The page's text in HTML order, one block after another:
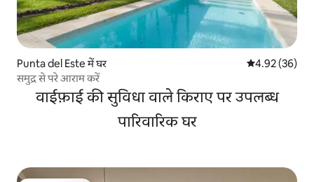
Punta del Este में घर औसत रेटिंग 5 में
4.92 (36)
समुद्र से परे आराम करें
वाईफ़ाई की सुविधा वाले किराए पर उपलब्ध
पारिवारिक घर